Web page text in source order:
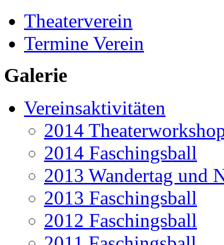
Theaterverein
Termine Verein
Galerie
Vereinsaktivitäten
2014
2014 Faschingsball
2013 Wandertag und
2013 Faschingsball
2012 Faschingsball